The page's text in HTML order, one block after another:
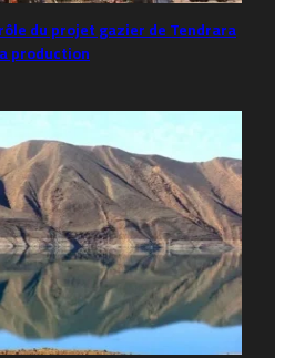
du projet gazier de Tendrara
production